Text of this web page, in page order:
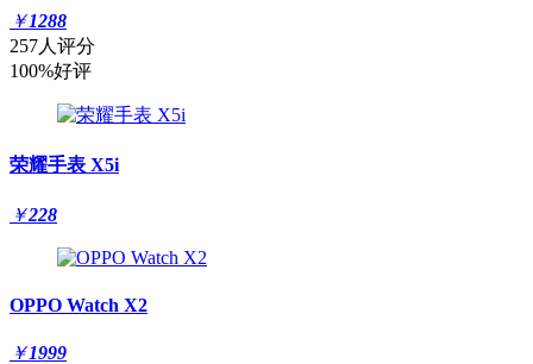
￥1288
257人评分
100%好评
荣耀手表 X5i
￥228
OPPO Watch X2
￥1999